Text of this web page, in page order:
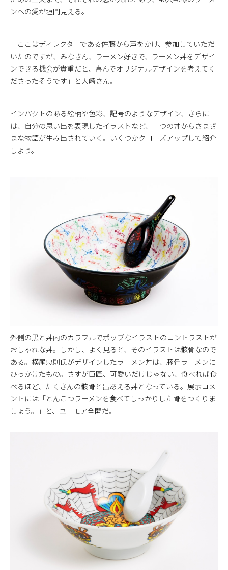
ンへの愛が垣間見える。
「ここはディレクターである佐藤から声をかけ、参加していただ
いたのですが、みなさん、ラーメン好きで、ラーメン丼をデザイ
ンできる機会が貴重だと、喜んでオリジナルデザインを考えてく
ださったそうです」と大崎さん。
インパクトのある絵柄や色彩、記号のようなデザイン、さらに
は、自分の思い出を表現したイラストなど、一つの丼からさまざ
まな物語が生み出されていく。いくつかクローズアップして紹介
しよう。
外側の黒と丼内のカラフルでポップなイラストのコントラストが
おしゃれな丼。しかし、よく見ると、そのイラストは骸骨なので
ある。横尾忠則氏がデザインしたラーメン丼は、豚骨ラーメンに
ひっかけたもの。さすが巨匠、可愛いだけじゃない、食べれば食
べるほど、たくさんの骸骨と出あえる丼となっている。展示コメ
ントには「とんこつラーメンを食べてしっかりした骨をつくりま
しょう。」と、ユーモア全開だ。